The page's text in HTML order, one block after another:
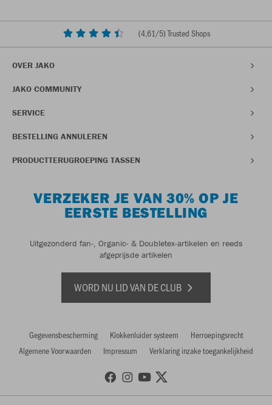
(4,61/5) Trusted Shops
OVER JAKO
JAKO COMMUNITY
SERVICE
BESTELLING ANNULEREN
PRODUCTTERUGROEPING TASSEN
VERZEKER JE VAN 30% OP JE
EERSTE BESTELLING
Uitgezonderd fan-, Organic- & Doubletex-artikelen en reeds
afgeprijsde artikelen
WORD NU LID VAN DE CLUB
Gegevensbescherming Klokkenluider systeem
Herroepingsrecht
Algemene Voorwaarden
Impressum Verklaring inzake toegankelijkheid